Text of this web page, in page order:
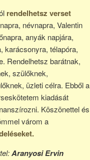
rendelhetsz verset
névnapra, Valentin
anyák napjára,
karácsonyra, télapóra,
Rendelhetsz barátnak,
szülőknek,
üzleti célra. Ebből a
kiadását
Köszönettel és
várom a
Aranyosi Ervin